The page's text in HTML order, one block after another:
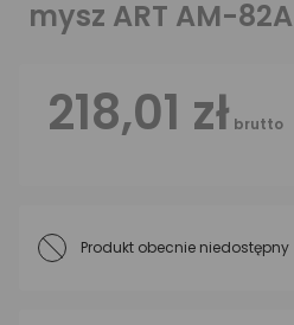
mysz ART AM-82A
218,01 zł brutto
Produkt obecnie niedostępny